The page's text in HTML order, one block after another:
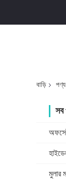
বাড়ি পণ্য
সব
মুলার